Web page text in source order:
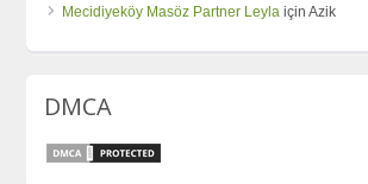
Mecidiyeköy Masöz Partner Leyla içinAzik
DMCA